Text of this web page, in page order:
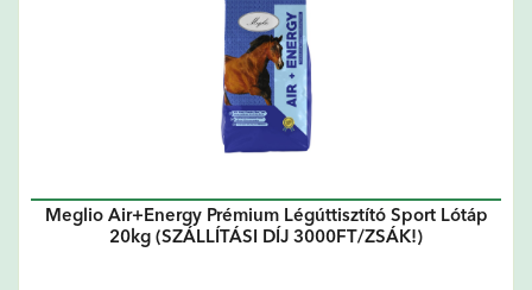
Meglio Air+Energy Prémium Légúttisztító Sport Lótáp
20kg (SZÁLLÍTÁSI DÍJ 3000FT/ZSÁK!)